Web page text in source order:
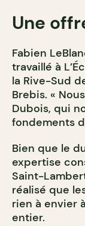
Une
Fabien
travaillé à
la Rive-Sud
Brebis. «
Dubois, qui
fondements
Bien que le
expertise
Saint-
réalisé que
rien à envier
entier.